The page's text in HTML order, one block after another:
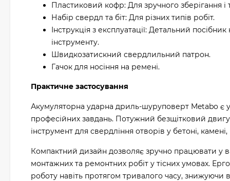
Пластиковий кофр: Для зручного зберігання і
Набір свердл та біт: Для різних типів робіт.
Інструкція з експлуатації: Детальний
інструменту.
Швидкозатискний свердлильний патрон.
Гачок для носіння на ремені.
Практичне застосування
Акумуляторна ударна дриль-шуруповерт Metabo є
професійних завдань. Потужний безщітковий
інструмент для свердління отворів у бетоні,
Компактний дизайн дозволяє зручно працювати у
монтажних та ремонтних робіт у тісних умовах.
роботу навіть протягом тривалого часу,